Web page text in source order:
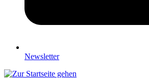
Newsletter